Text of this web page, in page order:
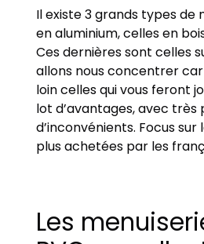
Il existe 3 grands types de
en aluminium, celles en
Ces dernières sont celles
allons nous concentrer
loin celles qui vous feront
lot d’avantages, avec très
d’inconvénients. Focus sur
plus achetées par les
Les